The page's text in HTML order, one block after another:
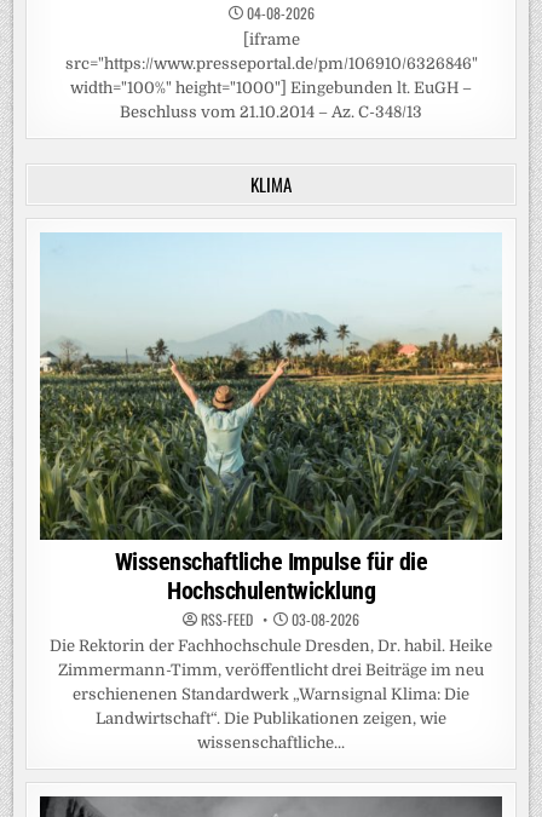
04-08-2026
[iframe
src="https://www.presseportal.de/pm/106910/6326846"
width="100%" height="1000"] Eingebunden lt. EuGH –
Beschluss vom 21.10.2014 – Az. C-348/13
KLIMA
Wissenschaftliche Impulse für die
Hochschulentwicklung
RSS-FEED 03-08-2026
Die Rektorin der Fachhochschule Dresden, Dr. habil. Heike
Zimmermann-Timm, veröffentlicht drei Beiträge im neu
erschienenen Standardwerk „Warnsignal Klima: Die
Landwirtschaft“. Die Publikationen zeigen, wie
wissenschaftliche...